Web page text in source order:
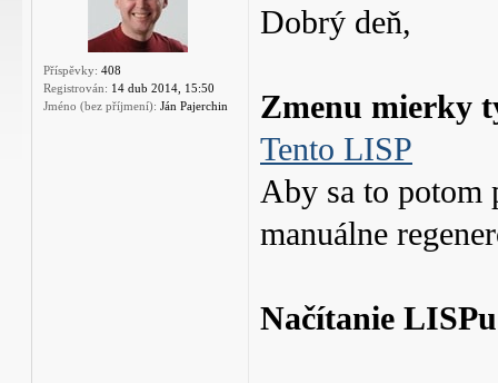
Příspěvky: 408
Registrován: 14 dub 2014, 15:50
Jméno (bez příjmení): Ján Pajerchin
Dobrý deň,
Zmenu mierky
Tento LISP
Aby sa to potom
manuálne
Načítanie